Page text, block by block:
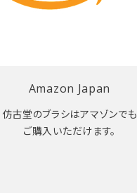
Amazon Japan
仿古堂のブラシはアマゾンでも
ご購入いただけます。